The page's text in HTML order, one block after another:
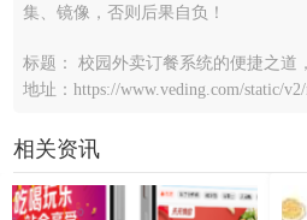
集、镜像，否则后果自负！
标题： 校园外卖订餐系统的便捷之道
地址：https://www.veding.com/static/
相关资讯